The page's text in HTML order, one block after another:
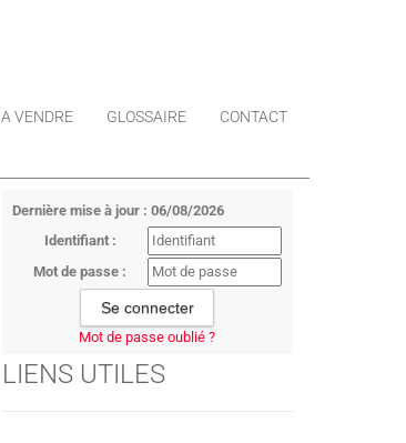
A VENDRE GLOSSAIRE CONTACT
Dernière mise à jour : 06/08/2026
Identifiant :
Mot de passe :
Mot de passe oublié ?
LIENS UTILES